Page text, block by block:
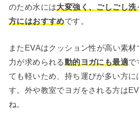
のため水には大変強く、ごしごし
方にはおすすめです。
またEVAはクッション性が高い素
力が求められる動的ヨガにも最適で
ても軽いため、持ち運びが多い方
す。外や教室でヨガをされる方は
ね。